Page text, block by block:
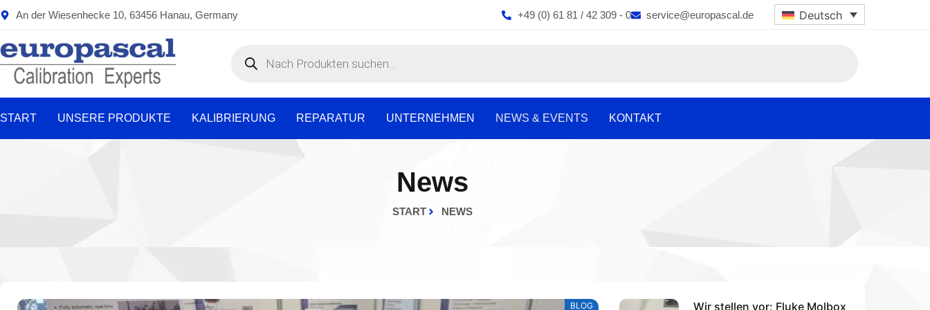
Zum
Inhalt
springen
An der Wiesenhecke 10, 63456 Hanau, Germany +49 (0) 61 81 / 42 309 - 0 service@europascal.de Deutsch
search
START UNSERE PRODUKTE KALIBRIERUNG REPARATUR UNTERNEHMEN NEWS & EVENTS KONTAKT
News
START NEWS
BLOG Wir stellen vor: Fluke Molbox